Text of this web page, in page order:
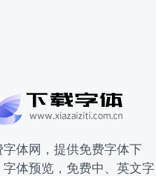
字体网，提供免费字体下
字体预览，免费中、英文字